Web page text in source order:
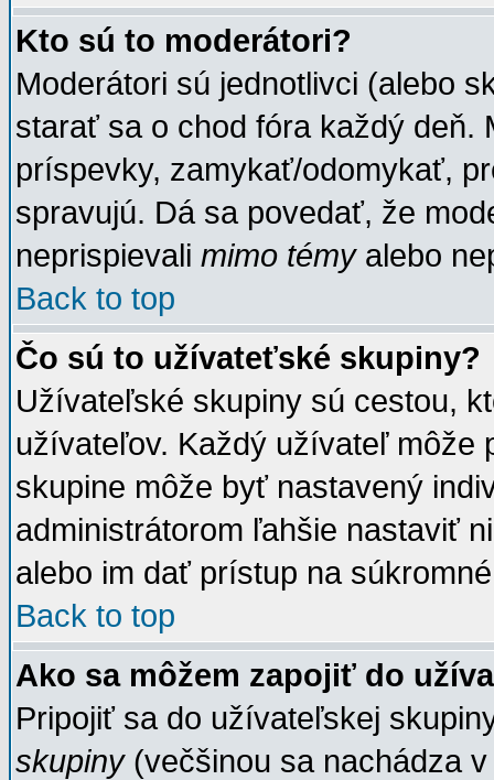
Kto sú to moderátori?
Moderátori sú jednotlivci (alebo
starať sa o chod fóra každý deň.
príspevky, zamykať/odomykať,
spravujú. Dá sa povedať, že
neprispievali mimo témyalebo
Back to top
Čo sú to užívateťské skupiny?
Užívateľské skupiny sú cestou,
užívateľov. Každý užívateľ môže
skupine môže byť nastavený
administrátorom ľahšie nastaviť
alebo im dať prístup na
Back to top
Ako sa môžem zapojiť do
Pripojiť sa do užívateľskej
skupiny(večšinou sa nachádza